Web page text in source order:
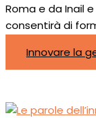
Roma e da Inail
consentirà di
Innovare la